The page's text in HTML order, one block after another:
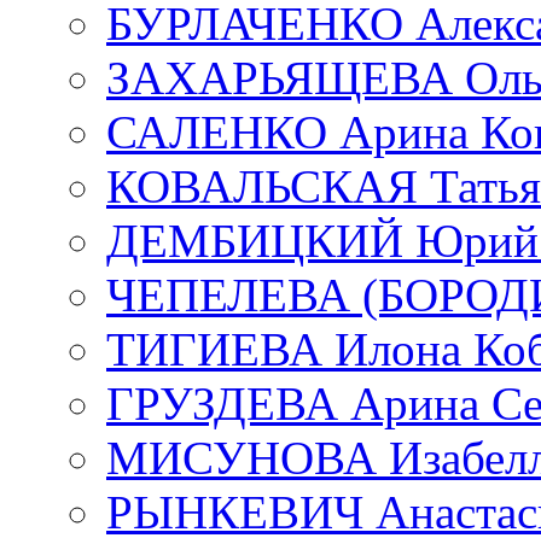
БУРЛАЧЕНКО
ЗАХАРЬЯЩЕВА
САЛЕНКО Арина
КОВАЛЬСКАЯ
ДЕМБИЦКИЙ Юрий
ЧЕПЕЛЕВА
ТИГИЕВА Илона
ГРУЗДЕВА Арина
МИСУНОВА
РЫНКЕВИЧ